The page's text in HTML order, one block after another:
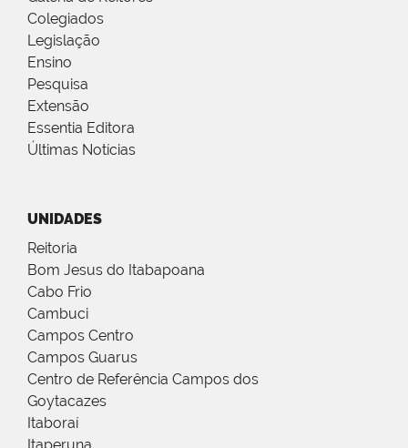
Colegiados
Legislação
Ensino
Pesquisa
Extensão
Essentia Editora
Últimas Notícias
UNIDADES
Reitoria
Bom Jesus do Itabapoana
Cabo Frio
Cambuci
Campos Centro
Campos Guarus
Centro de Referência Campos dos
Goytacazes
Itaboraí